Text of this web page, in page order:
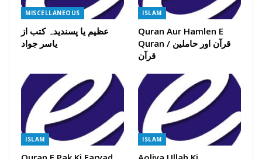
MISCELLANEOUS
عظیم یا پسندیدہ کتب از
یاسر جواد
ISLAM
Quran Aur Hamlen E
Quran / قرآن اور حاملین
قرآن
ISLAM ISLAM